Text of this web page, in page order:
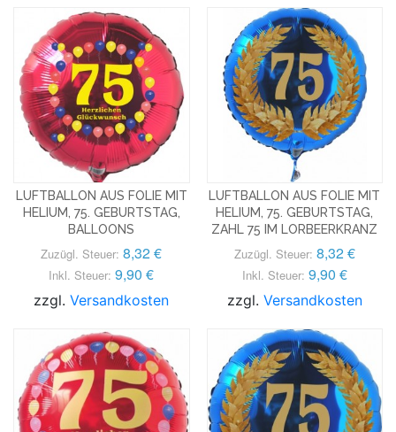
LUFTBALLON AUS FOLIE MIT
HELIUM, 75. GEBURTSTAG,
BALLOONS
Zuzügl. Steuer: 8,32 €
Inkl. Steuer: 9,90 €
zzgl.Versandkosten
LUFTBALLON AUS FOLIE MIT
HELIUM, 75. GEBURTSTAG,
ZAHL 75 IM LORBEERKRANZ
Zuzügl. Steuer: 8,32 €
Inkl. Steuer: 9,90 €
zzgl. Versandkosten